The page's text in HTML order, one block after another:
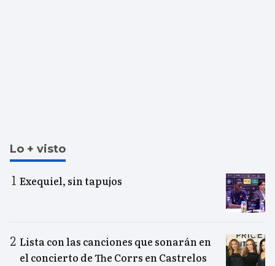
Lo + visto
Exequiel, sin tapujos
Lista con las canciones que sonarán en
el concierto de The Corrs en Castrelos